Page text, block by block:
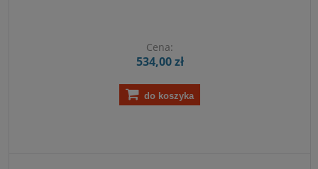
Cena:
534,00 zł
do koszyka